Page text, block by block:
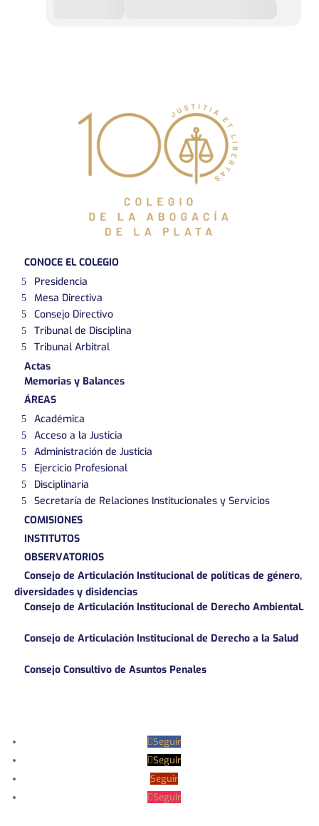
CONOCE EL COLEGIO
Presidencia
Mesa Directiva
Consejo Directivo
Tribunal de Disciplina
Tribunal Arbitral
Actas
Memorias y Balances
ÁREAS
Académica
Acceso a la Justicia
Administración de Justicia
Ejercicio Profesional
Disciplinaria
Secretaría de Relaciones Institucionales y Servicios
COMISIONES
INSTITUTOS
OBSERVATORIOS
Consejo de Articulación Institucional de políticas de género,
diversidades y disidencias
Consejo de Articulación Institucional de Derecho AmbientaL
Consejo de Articulación Institucional de Derecho a la Salud
Consejo Consultivo de Asuntos Penales
Seguir
Seguir
Seguir
Seguir